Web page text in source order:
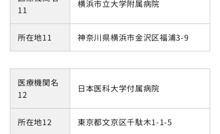
11
横浜市立大学附属病院
所在地11 神奈川県横浜市金沢区福浦3-9
医療機関名
12
日本医科大学付属病院
所在地12 東京都文京区千駄木1-1-5